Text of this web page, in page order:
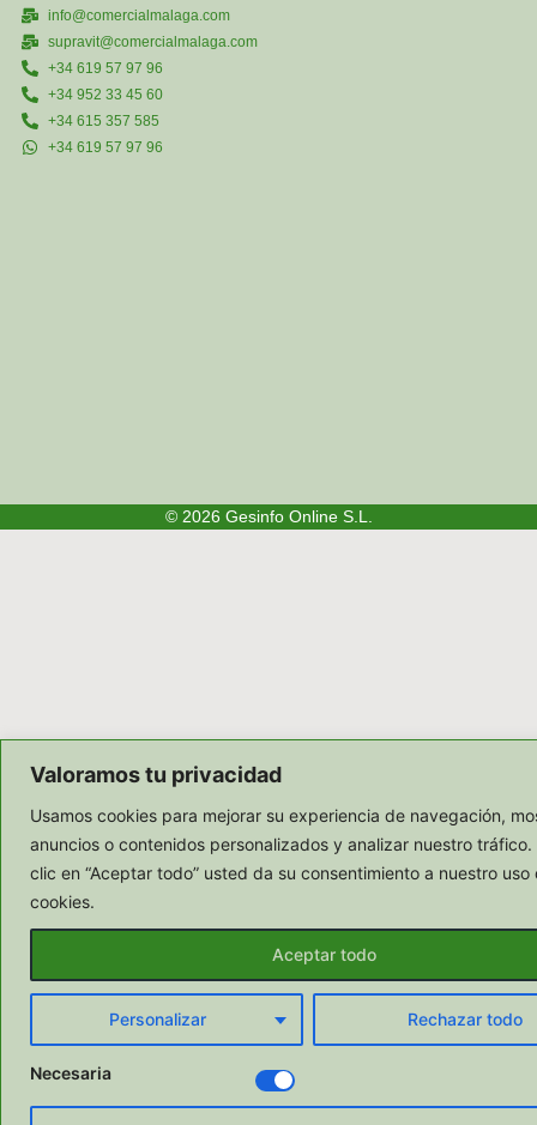
Valoramos tu privacidad
Usamos cookies para mejorar su experiencia de navegación,
anuncios o contenidos personalizados y analizar nuestro tráfico.
clic en “Aceptar todo” usted da su consentimiento a nuestro uso
cookies.
Personalizar Rechazar todo
Aceptar todo
Necesaria
info@comercialmalaga.com
supravit@comercialmalaga.com
+34 619 57 97 96
+34 952 33 45 60
+34 615 357 585
+34 619 57 97 96
© 2026 Gesinfo Online S.L.